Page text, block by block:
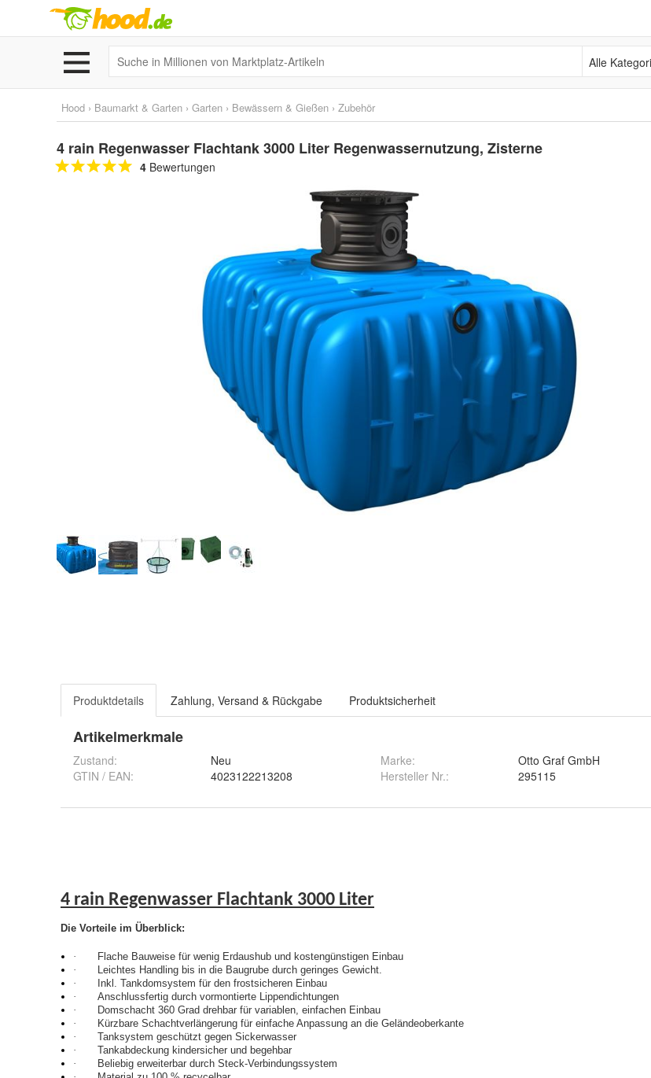
Alle Kategorien
Hood › Baumarkt & Garten › Garten › Bewässern & Gießen › Zubehör
4 rain Regenwasser Flachtank 3000 Liter Regenwassernutzung, Zisterne
4 Bewertungen
Produktdetails Zahlung, Versand & Rückgabe Produktsicherheit
Artikelmerkmale
Zustand:
Neu
GTIN / EAN:
4023122213208
Marke:
Otto Graf GmbH
Hersteller Nr.:
295115